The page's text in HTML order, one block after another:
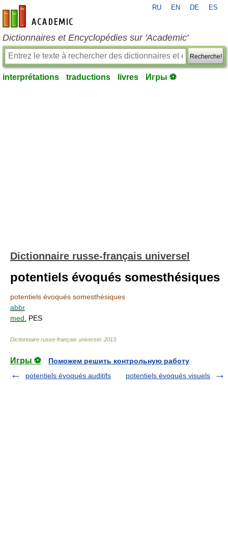
fr-academic.com
RU EN DE ES
Dictionnaires et Encyclopédies sur 'Academic'
Recherche!
interprétations traductions livres Игры ⚽
Dictionnaire russe-français universel
potentiels évoqués somesthésiques
potentiels évoqués somesthésiques
abbr
med.
PES
Dictionnaire russe-français universel. 2013
Игры ⚽
Поможем решить контрольную работу
potentiels évoqués auditifs
potentiels évoqués visuels